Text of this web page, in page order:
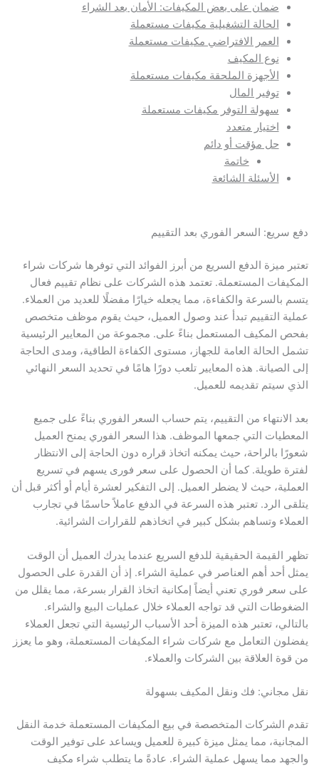
ضمان على بعض المكيفات: الأمان بعد الشراء
الحالة التشغيلية مكيفات مستعملة
العمر الافتراضي مكيفات مستعملة
نوع المكيف
الأجهزة الملحقة مكيفات مستعملة
توفير المال
سهولة التوفر مكيفات مستعملة
اختيار متعدد
حل مؤقت أو دائم
خاتمة
الأسئلة الشائعة
دفع سريع: السعر الفوري بعد التقييم
تعتبر ميزة الدفع السريع من أبرز الفوائد التي توفرها شركات شراء
المكيفات المستعملة. تعتمد هذه الشركات على نظام تقييم فعال
يتسم بالسرعة والكفاءة، مما يجعله خيارًا مفضلًا للعديد من العملاء.
عملية التقييم تبدأ عند وصول العميل، حيث يقوم موظف متخصص
بفحص المكيف المستعمل بناءً على. مجموعة من المعايير الرئيسية
تشمل الحالة العامة للجهاز، مستوى الكفاءة الطاقية، ومدى الحاجة
إلى الصيانة. هذه المعايير تلعب دورًا هامًا في تحديد السعر النهائي
الذي سيتم تقديمه للعميل.
بعد الانتهاء من التقييم، يتم حساب السعر الفوري بناءً على جميع
المعطيات التي جمعها الموظف. هذا السعر الفوري يمنح العميل
شعورًا بالراحة، حيث يمكنه اتخاذ قراره دون الحاجة إلى الانتظار
لفترة طويلة. كما أن الحصول على سعر فورى يسهم في تسريع
العملية، حيث لا يضطر العميل. إلى التفكير لعشرة أيام أو أكثر قبل أن
يتلقى الرد. تعتبر هذه السرعة في الدفع عاملاً حاسمًا في تجارب
العملاء وتساهم بشكل كبير في اتخاذهم للقرارات الشرائية.
تظهر القيمة الحقيقية للدفع السريع عندما يدرك العميل أن الوقت
يمثل أحد أهم العناصر في عملية الشراء. إذ أن القدرة على الحصول
على سعر فوري تعني أيضاً إمكانية اتخاذ القرار بسرعة، مما يقلل من
الضغوطات التي قد تواجه العملاء خلال عمليات البيع والشراء.
بالتالي، تعتبر هذه الميزة أحد الأسباب الرئيسية التي تجعل العملاء
يفضلون التعامل مع شركات شراء المكيفات المستعملة، وهو ما يعزز
من قوة العلاقة بين الشركات والعملاء.
نقل مجاني: فك ونقل المكيف بسهولة
تقدم الشركات المتخصصة في بيع المكيفات المستعملة خدمة النقل
المجانية، مما يمثل ميزة كبيرة للعميل ويساعد على توفير الوقت
والجهد مما يسهل عملية الشراء. عادةً ما يتطلب شراء مكيف